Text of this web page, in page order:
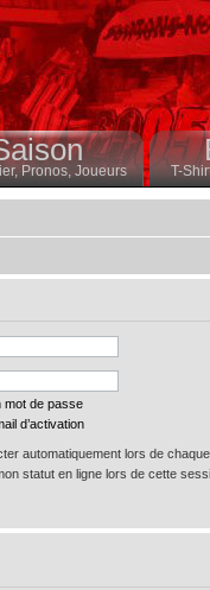
Pronos, Joueurs T-
mot de passe
d’activation
automatiquement lors de
statut en ligne lors de cette